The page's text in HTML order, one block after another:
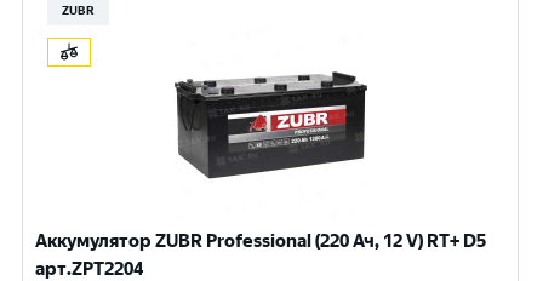
ZUBR
Аккумулятор ZUBR Professional (220 Ач, 12 V) RT+ D5
арт.ZPT2204